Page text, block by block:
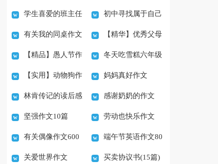
学生喜爱的班主任
事迹材料精选15篇
初中寻找属于自己
的天空作文700字
有关我的同桌作文
七篇
【精华】优秀父母
作文合集六篇
【精品】愚人节作
文200字七篇
冬天吃雪糕六年级
作文
【实用】动物狗作
文锦集7篇
妈妈真好作文
林肯传记的读后感 感谢奶奶的作文
300字汇编7篇
坚强作文10篇 劳动也快乐作文
有关偶像作文600
字集合七篇
端午节英语作文80
词带翻译
关爱世界作文 买卖协议书(15篇)